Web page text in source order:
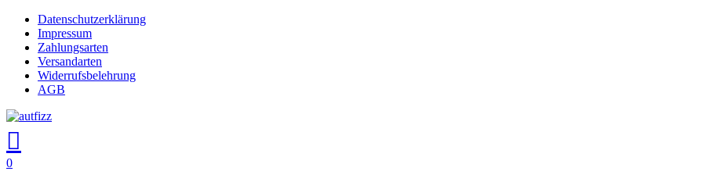
Skip
main
content
Datenschutzerklärung
Impressum
Zahlungsarten
Versandarten
Widerrufsbelehrung
AGB
search
account
0